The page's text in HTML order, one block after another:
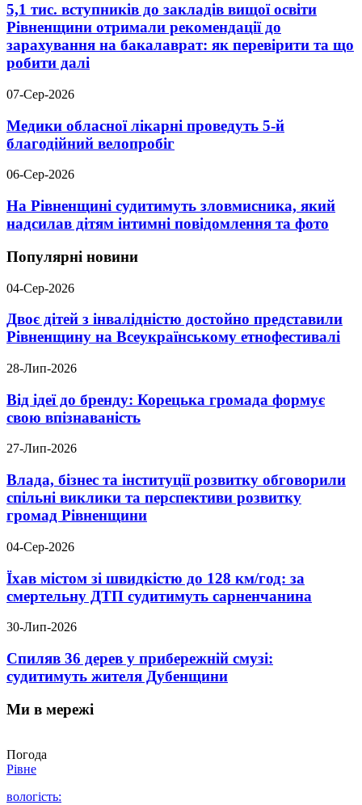
5,1 тис. вступників до закладів вищої освіти
Рівненщини отримали рекомендації до
зарахування на бакалаврат: як перевірити та що
робити далі
07-Сер-2026
Медики обласної лікарні проведуть 5-й
благодійний велопробіг
06-Сер-2026
На Рівненщині судитимуть зловмисника, який
надсилав дітям інтимні повідомлення та фото
Популярні новини
04-Сер-2026
Двоє дітей з інвалідністю достойно представили
Рівненщину на Всеукраїнському етнофестивалі
28-Лип-2026
Від ідеї до бренду: Корецька громада формує
свою впізнаваність
27-Лип-2026
Влада, бізнес та інституції розвитку обговорили
спільні виклики та перспективи розвитку
громад Рівненщини
04-Сер-2026
Їхав містом зі швидкістю до 128 км/год: за
смертельну ДТП судитимуть сарненчанина
30-Лип-2026
Спиляв 36 дерев у прибережній смузі:
судитимуть жителя Дубенщини
Ми в мережі
Погода
Рівне
вологість: